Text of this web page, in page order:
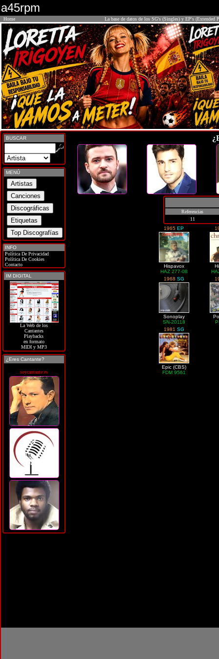
a45rpm
Home La base de datos de los SG's (Singles) y EP's (Extended
BUSCAR
MENÚ
INFO
Política De Privacidad
Política De Cookies
Contacto
IM DIGITAL
La Web de los
Cantantes
Playbacks
en formato
MIDI y MP3
¿Eres Cantante?
soycantante.es
Referencias
11
1965EP
Hispavox
HAZ 277-08
1968 SG
Sonoplay
SN-20118
1981 SG
Epic (CBS)
FDM 9561